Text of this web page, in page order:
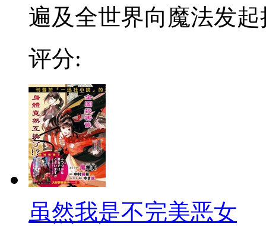
遍及全世界向魔法发起
评分:
虽然我是不完美恶女